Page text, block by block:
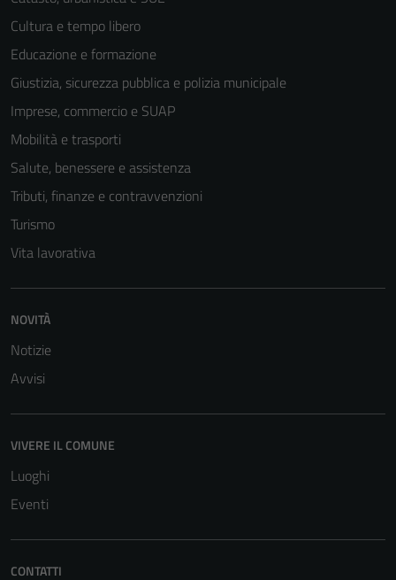
Cultura e tempo libero
Educazione e formazione
Giustizia, sicurezza pubblica e polizia municipale
Imprese, commercio e SUAP
Mobilità e trasporti
Salute, benessere e assistenza
Tributi, finanze e contravvenzioni
Turismo
Vita lavorativa
NOVITÀ
Notizie
Avvisi
VIVERE IL COMUNE
Luoghi
Eventi
CONTATTI
Tecnici